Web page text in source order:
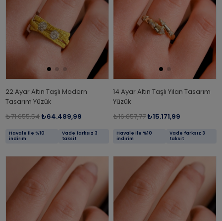
22 Ayar Altın Taşlı Modern
Tasarım Yüzük
₺71.655,54₺64.489,99
Havale ile %10
indirim
Vade farksız 3
taksit
14 Ayar Altın Taşlı Yılan Tasarım
Yüzük
₺16.857,77₺15.171,99
Havale ile %10
indirim
Vade farksız 3
taksit